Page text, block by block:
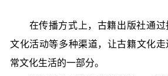
在传播方式上，古籍出版社通过
文化活动等多种渠道，让古籍文化走
常文化生活的一部分。